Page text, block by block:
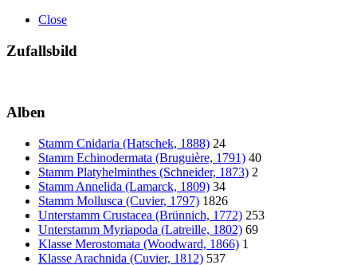
Close
Zufallsbild
Alben
Stamm Cnidaria (Hatschek, 1888) 24
Stamm Echinodermata (Bruguière, 1791) 40
Stamm Platyhelminthes (Schneider, 1873) 2
Stamm Annelida (Lamarck, 1809) 34
Stamm Mollusca (Cuvier, 1797) 1826
Unterstamm Crustacea (Brünnich, 1772) 253
Unterstamm Myriapoda (Latreille, 1802) 69
Klasse Merostomata (Woodward, 1866) 1
Klasse Arachnida (Cuvier, 1812) 537